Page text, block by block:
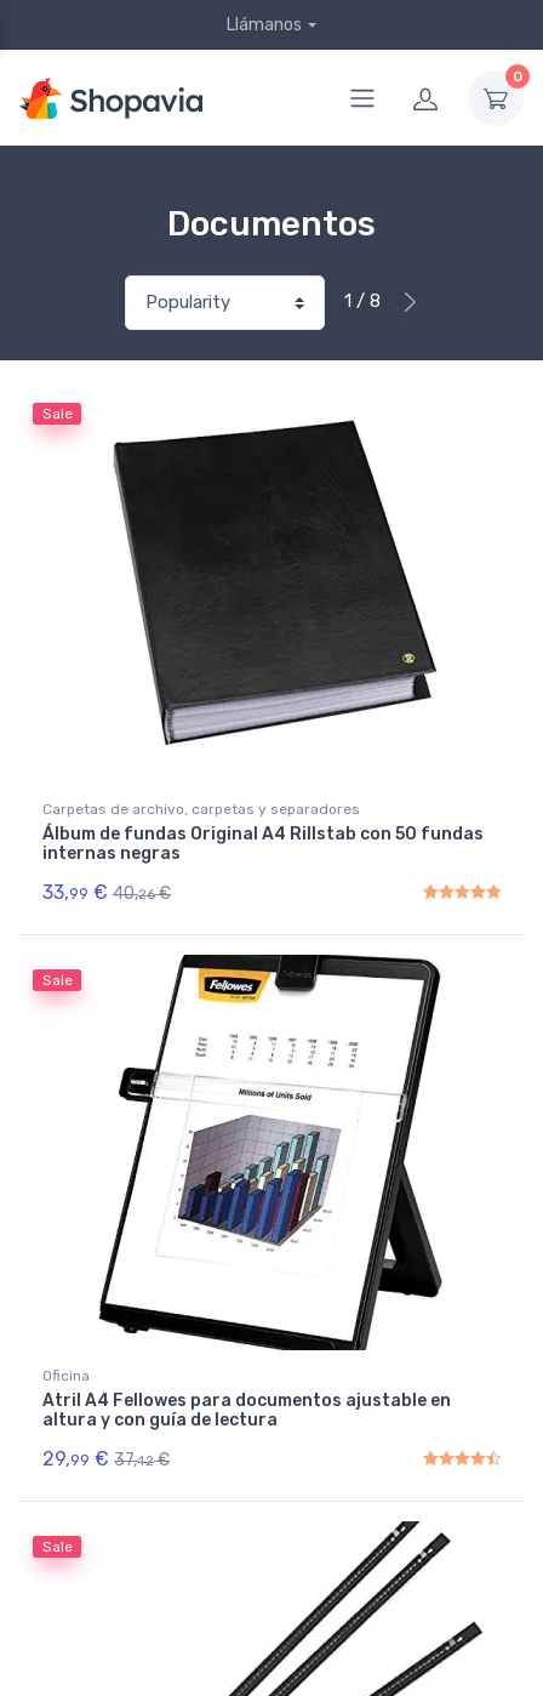
Llámanos
0
Documentos
1 / 8
Sale
Carpetas de archivo, carpetas y separadores
Álbum de fundas Original A4 Rillstab con 50 fundas
internas negras
33,99 € 40,26 €
Sale
Oficina
Atril A4 Fellowes para documentos ajustable en
altura y con guía de lectura
29,99 € 37,42 €
Sale